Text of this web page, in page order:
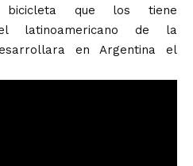
que los tiene
latinoamericano de la
en Argentina el